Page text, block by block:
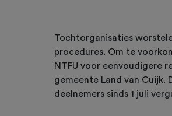
Tochtorganisaties
procedures. Om te
NTFU voor eenvoudigere
gemeente Land van Cuijk.
deelnemers sinds 1 juli